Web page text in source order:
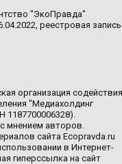
"ЭкоПравда"
реестровая запись
организация содействия
"Медиахолдинг
1187700006328).
мнением авторов.
сайта Ecopravda.ru
в Интернет-
гиперссылка на сайт